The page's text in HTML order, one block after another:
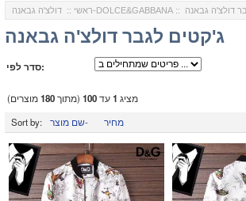
ראשי :: דולצ'ה גבאנה-DOLCE&GABBANA דולצ'ה גבאנה
ג'קטים לגבר דולצ'ה גבאנה
סדר לפי:
מציג 1עד100 (מתוך180מוצרים)
Sort by: שם מוצר- מחיר